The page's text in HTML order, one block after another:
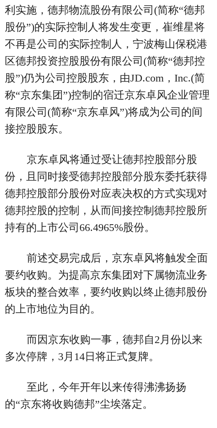
利实施，德邦物流股份有限公司(简称“德邦
股份”)的实际控制人将发生变更，崔维星将
不再是公司的实际控制人，宁波梅山保税港
区德邦投资控股股份有限公司(简称“德邦控
股”)仍为公司控股股东，由JD.com，Inc.(简
称“京东集团”)控制的宿迁京东卓风企业管理
有限公司(简称“京东卓风”)将成为公司的间
接控股股东。
京东卓风将通过受让德邦控股部分股
份，且同时接受德邦控股部分股东委托获得
德邦控股部分股份对应表决权的方式实现对
德邦控股的控制，从而间接控制德邦控股所
持有的上市公司66.4965%股份。
前述交易完成后，京东卓风将触发全面
要约收购。为提高京东集团对下属物流业务
板块的整合效率，要约收购以终止德邦股份
的上市地位为目的。
而因京东收购一事，德邦自2月份以来
多次停牌，3月14日将正式复牌。
至此，今年开年以来传得沸沸扬扬
的“京东将收购德邦”尘埃落定。